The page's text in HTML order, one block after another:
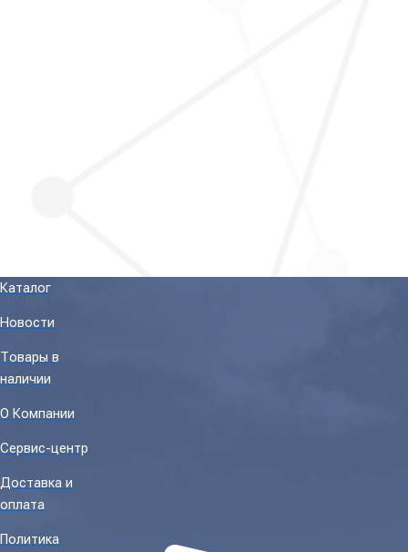
Каталог
Новости
Товары в
наличии
О Компании
Сервис-центр
Доставка и
оплата
Политика